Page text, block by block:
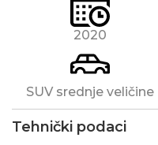
2020
SUV srednje veličine
Tehnički podaci